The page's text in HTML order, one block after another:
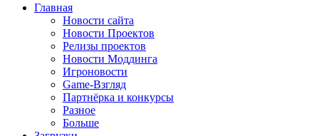
Главная
Новости сайта
Новости Проектов
Релизы проектов
Новости Моддинга
Игроновости
Game-Взгляд
Партнёрка и конкурсы
Разное
Больше